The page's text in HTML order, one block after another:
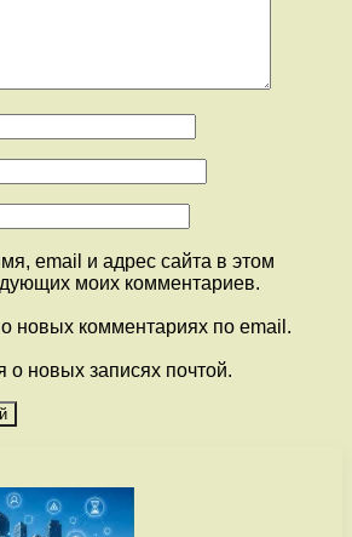
email и адрес сайта в этом
моих комментариев.
новых комментариях по email.
о новых записях почтой.